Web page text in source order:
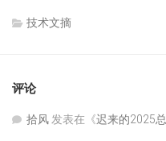
技术文摘
评论
拾风 发表在《迟来的2025